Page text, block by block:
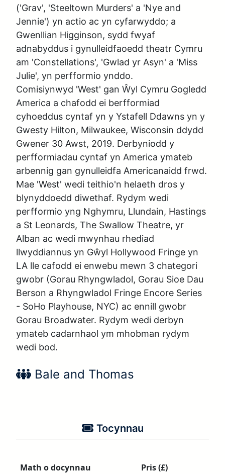
('Grav', 'Steeltown Murders' a 'Nye and
Jennie') yn actio ac yn cyfarwyddo; a
Gwenllian Higginson, sydd fwyaf
adnabyddus i gynulleidfaoedd theatr Cymru
am 'Constellations', 'Gwlad yr Asyn' a 'Miss
Julie', yn perfformio ynddo.
Comisiynwyd 'West' gan Ŵyl Cymru Gogledd
America a chafodd ei berfformiad
cyhoeddus cyntaf yn y Ystafell Ddawns yn y
Gwesty Hilton, Milwaukee, Wisconsin ddydd
Gwener 30 Awst, 2019. Derbyniodd y
perfformiadau cyntaf yn America ymateb
arbennig gan gynulleidfa Americanaidd frwd.
Mae 'West' wedi teithio'n helaeth dros y
blynyddoedd diwethaf. Rydym wedi
perfformio yng Nghymru, Llundain, Hastings
a St Leonards, The Swallow Theatre, yr
Alban ac wedi mwynhau rhediad
llwyddiannus yn Gŵyl Hollywood Fringe yn
LA lle cafodd ei enwebu mewn 3 chategori
gwobr (Gorau Rhyngwladol, Gorau Sioe Dau
Berson a Rhyngwladol Fringe Encore Series
- SoHo Playhouse, NYC) ac ennill gwobr
Gorau Broadwater. Rydym wedi derbyn
ymateb cadarnhaol ym mhobman rydym
wedi bod.
Enw’r perfformiwr:
Bale and Thomas
Tocynnau
Math o docynnau
Pris (£)